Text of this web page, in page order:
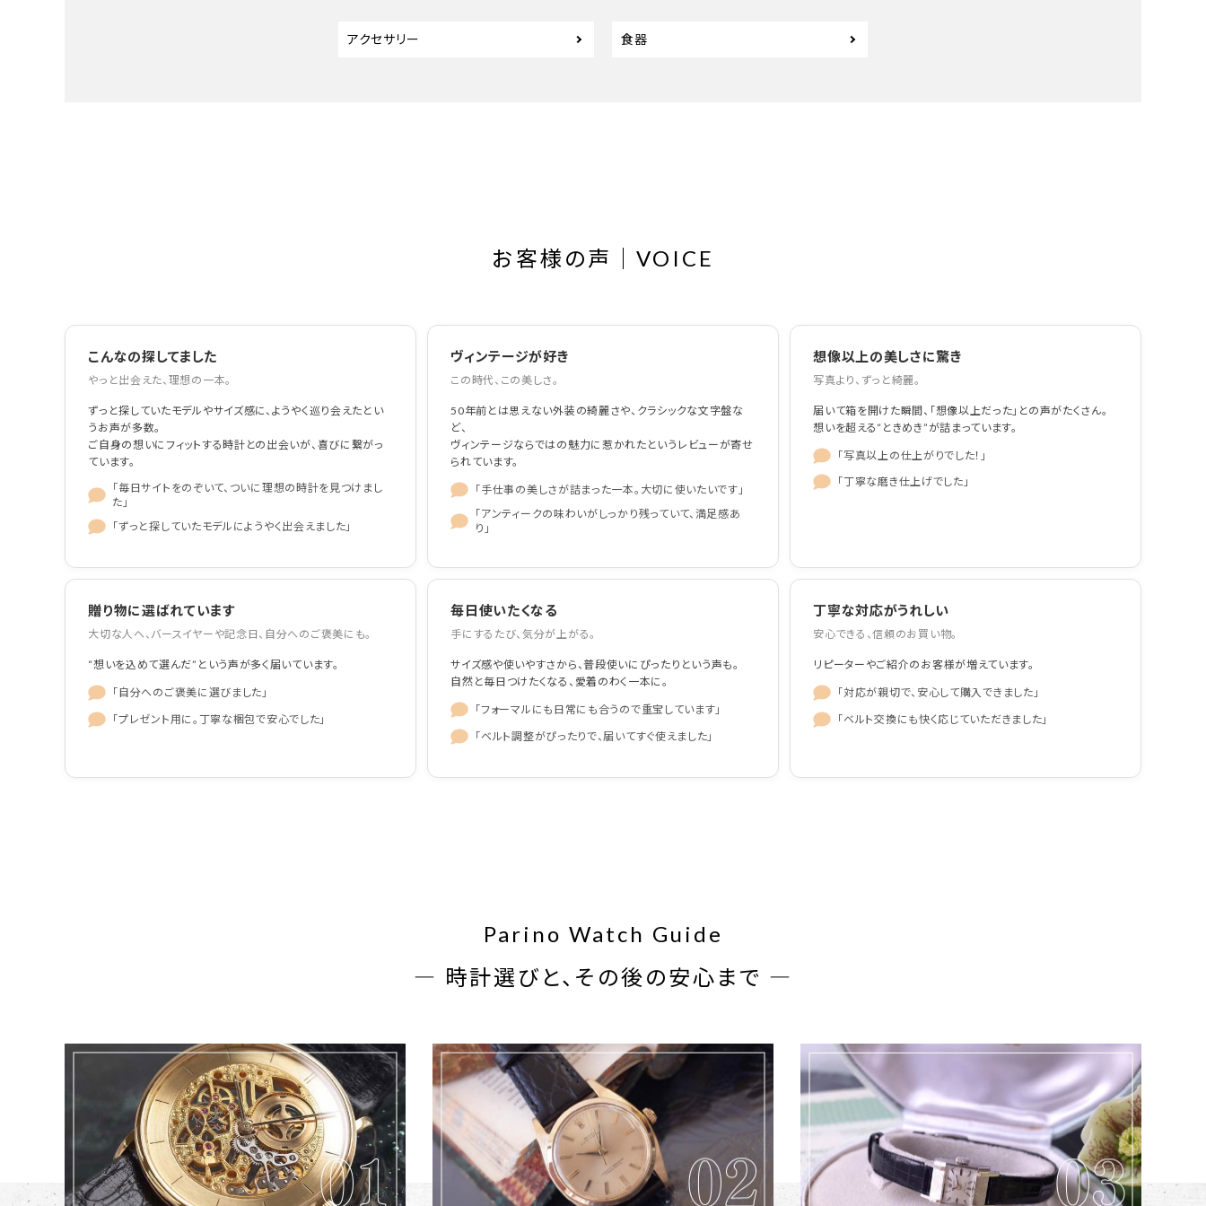
アクセサリー 食器
お客様の声｜VOICE
こんなの探してました
やっと出会えた、理想の一本。
ずっと探していたモデルやサイズ感に、ようやく巡り会えたとい
うお声が多数。
ご自身の想いにフィットする時計との出会いが、喜びに繋がっ
ています。
「毎日サイトをのぞいて、ついに理想の時計を見つけまし
た」
「ずっと探していたモデルにようやく出会えました」
ヴィンテージが好き
この時代、この美しさ。
50年前とは思えない外装の綺麗さや、クラシックな文字盤な
ど、
ヴィンテージならではの魅力に惹かれたというレビューが寄せ
られています。
「手仕事の美しさが詰まった一本。大切に使いたいです」
「アンティークの味わいがしっかり残っていて、満足感あ
り」
想像以上の美しさに驚き
写真より、ずっと綺麗。
届いて箱を開けた瞬間、「想像以上だった」との声がたくさん。
想いを超える“ときめき”が詰まっています。
「写真以上の仕上がりでした！」
「丁寧な磨き仕上げでした」
贈り物に選ばれています
大切な人へ、バースイヤーや記念日、自分へのご褒美にも。
“想いを込めて選んだ”という声が多く届いています。
「自分へのご褒美に選びました」
「プレゼント用に。丁寧な梱包で安心でした」
毎日使いたくなる
手にするたび、気分が上がる。
サイズ感や使いやすさから、普段使いにぴったりという声も。
自然と毎日つけたくなる、愛着のわく一本に。
「フォーマルにも日常にも合うので重宝しています」
「ベルト調整がぴったりで、届いてすぐ使えました」
丁寧な対応がうれしい
安心できる、信頼のお買い物。
リピーターやご紹介のお客様が増えています。
「対応が親切で、安心して購入できました」
「ベルト交換にも快く応じていただきました」
Parino Watch Guide
― 時計選びと、その後の安心まで ―